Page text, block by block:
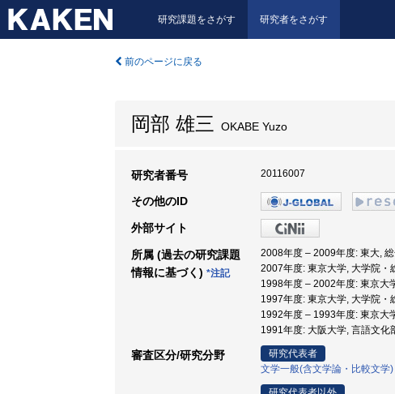
研究課題をさがす 研究者をさがす
前のページに戻る
岡部 雄三 OKABE Yuzo
研究者番号 20116007
その他のID
外部サイト
所属 (過去の研究課題
情報に基づく) *注記
2008年度 – 2009年度: 東大,
2007年度: 東京大学, 大学院・
1998年度 – 2002年度: 東京大
1997年度: 東京大学, 大学院・
1992年度 – 1993年度: 東京大
1991年度: 大阪大学, 言語文化
審査区分/研究分野
研究代表者
文学一般(含文学論・比較文学